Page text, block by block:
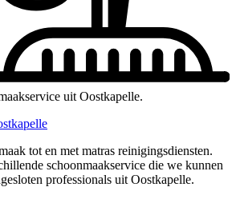
uit Oostkapelle.
tot en met matras reinigingsdiensten.
schoonmaakservice die we kunnen
professionals uit Oostkapelle.